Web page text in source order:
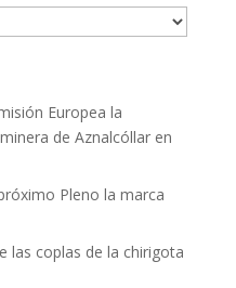
Europea la
de Aznalcóllar en
Pleno la marca
las coplas de la chirigota